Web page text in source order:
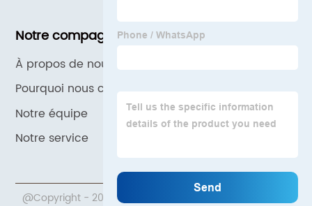
Notre compagnie
À propos de nous
Pourquoi nous choisir
Notre équipe
Notre service
@Copyright - 2020-2023 : Tous droits réservés.Pékin